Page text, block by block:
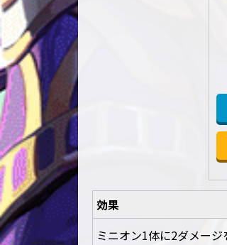
効果
ミニオン1体に2ダメー